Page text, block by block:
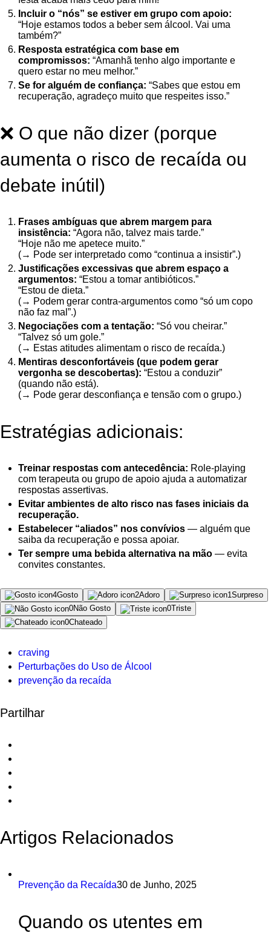
Incluir o “nós” se estiver em grupo com apoio:
“Hoje estamos todos a beber sem álcool. Vai uma
também?”
Resposta estratégica com base em
compromissos: “Amanhã tenho algo importante e
quero estar no meu melhor.”
Se for alguém de confiança: “Sabes que estou em
recuperação, agradeço muito que respeites isso.”
❌ O que não dizer (porque
aumenta o risco de recaída ou
debate inútil)
Frases ambíguas que abrem margem para
insistência: “Agora não, talvez mais tarde.”
“Hoje não me apetece muito.”
(→ Pode ser interpretado como “continua a insistir”.)
Justificações excessivas que abrem espaço a
argumentos: “Estou a tomar antibióticos.”
“Estou de dieta.”
(→ Podem gerar contra-argumentos como “só um copo
não faz mal”.)
Negociações com a tentação: “Só vou cheirar.”
“Talvez só um gole.”
(→ Estas atitudes alimentam o risco de recaída.)
Mentiras desconfortáveis (que podem gerar
vergonha se descobertas): “Estou a conduzir”
(quando não está).
(→ Pode gerar desconfiança e tensão com o grupo.)
Estratégias adicionais:
Treinar respostas com antecedência: Role-playing
com terapeuta ou grupo de apoio ajuda a automatizar
respostas assertivas.
Evitar ambientes de alto risco nas fases iniciais da
recuperação.
Estabelecer “aliados” nos convívios — alguém que
saiba da recuperação e possa apoiar.
Ter sempre uma bebida alternativa na mão — evita
convites constantes.
4Gosto 2Adoro 1 Surpreso
0Não Gosto 0Triste
0Chateado
craving
Perturbações do Uso de Álcool
prevenção da recaída
Partilhar
Artigos Relacionados
Prevenção da Recaída30 de Junho, 2025
Quando os utentes em